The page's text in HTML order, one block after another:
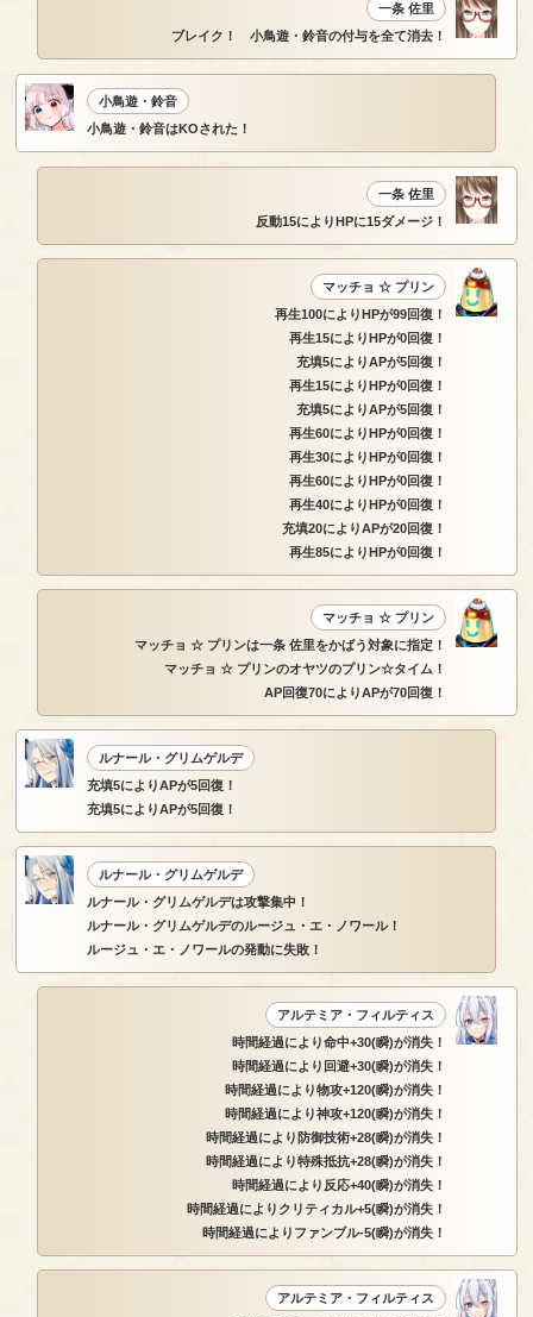
一条 佐里
ブレイク！ 小鳥遊・鈴音の付与を全て消去！
小鳥遊・鈴音
小鳥遊・鈴音はKOされた！
一条 佐里
反動15によりHPに15ダメージ！
マッチョ ☆ プリン
再生100によりHPが99回復！
再生15によりHPが0回復！
充填5によりAPが5回復！
再生15によりHPが0回復！
充填5によりAPが5回復！
再生60によりHPが0回復！
再生30によりHPが0回復！
再生60によりHPが0回復！
再生40によりHPが0回復！
充填20によりAPが20回復！
再生85によりHPが0回復！
マッチョ ☆ プリン
マッチョ ☆ プリンは一条 佐里をかばう対象に指定！
マッチョ ☆ プリンのオヤツのプリン☆タイム！
AP回復70によりAPが70回復！
ルナール・グリムゲルデ
充填5によりAPが5回復！
充填5によりAPが5回復！
ルナール・グリムゲルデ
ルナール・グリムゲルデは攻撃集中！
ルナール・グリムゲルデのルージュ・エ・ノワール！
ルージュ・エ・ノワールの発動に失敗！
アルテミア・フィルティス
時間経過により命中+30(瞬)が消失！
時間経過により回避+30(瞬)が消失！
時間経過により物攻+120(瞬)が消失！
時間経過により神攻+120(瞬)が消失！
時間経過により防御技術+28(瞬)が消失！
時間経過により特殊抵抗+28(瞬)が消失！
時間経過により反応+40(瞬)が消失！
時間経過によりクリティカル+5(瞬)が消失！
時間経過によりファンブル-5(瞬)が消失！
アルテミア・フィルティス